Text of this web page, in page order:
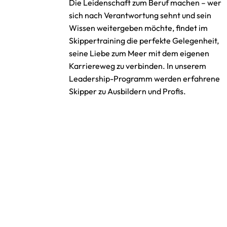
Die Leidenschaft zum Beruf machen – wer
sich nach Verantwortung sehnt und sein
Wissen weitergeben möchte, findet im
Skippertraining die perfekte Gelegenheit,
seine Liebe zum Meer mit dem eigenen
Karriereweg zu verbinden. In unserem
Leadership-Programm werden erfahrene
Skipper zu Ausbildern und Profis.